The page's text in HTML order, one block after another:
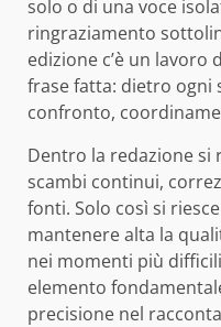
solo o di una voce
ringraziamento
edizione c’è un lavoro
frase fatta: dietro ogni
confronto,
Dentro la redazione si
scambi continui,
fonti. Solo così si
mantenere alta la
nei momenti più
elemento
precisione nel